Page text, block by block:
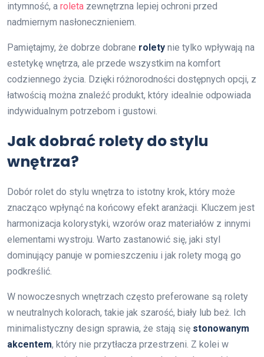
intymność, a roleta zewnętrzna lepiej ochroni przed
nadmiernym nasłonecznieniem.
Pamiętajmy, że dobrze dobrane rolety nie tylko wpływają na
estetykę wnętrza, ale przede wszystkim na komfort
codziennego życia. Dzięki różnorodności dostępnych opcji, z
łatwością można znaleźć produkt, który idealnie odpowiada
indywidualnym potrzebom i gustowi.
Jak dobrać rolety do stylu
wnętrza?
Dobór rolet do stylu wnętrza to istotny krok, który może
znacząco wpłynąć na końcowy efekt aranżacji. Kluczem jest
harmonizacja kolorystyki, wzorów oraz materiałów z innymi
elementami wystroju. Warto zastanowić się, jaki styl
dominujący panuje w pomieszczeniu i jak rolety mogą go
podkreślić.
W nowoczesnych wnętrzach często preferowane są rolety
w neutralnych kolorach, takie jak szarość, biały lub beż. Ich
minimalistyczny design sprawia, że stają się stonowanym
akcentem, który nie przytłacza przestrzeni. Z kolei w